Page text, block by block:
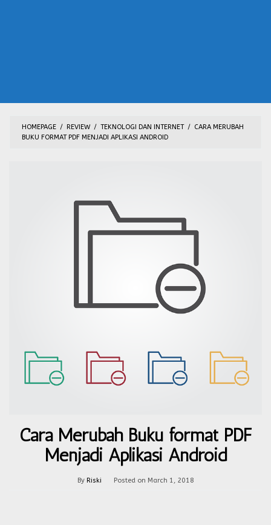
HOMEPAGE / REVIEW / TEKNOLOGI DAN INTERNET / CARA MERUBAH
BUKU FORMAT PDF MENJADI APLIKASI ANDROID
Cara Merubah Buku format PDF
Menjadi Aplikasi Android
By Riski Posted on March 1, 2018